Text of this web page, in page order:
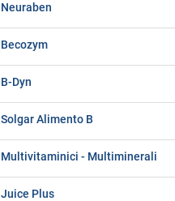
Neuraben
Becozym
B-Dyn
Solgar Alimento B
Multivitaminici - Multiminerali
Juice Plus